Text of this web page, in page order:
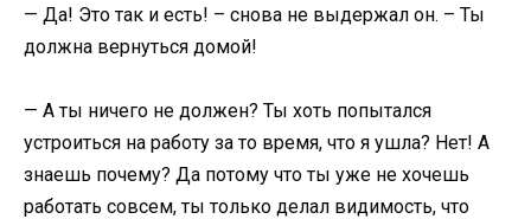
— Да! Это так и есть! – снова не выдержал он. – Ты
должна вернуться домой!
— А ты ничего не должен? Ты хоть попытался
устроиться на работу за то время, что я ушла? Нет! А
знаешь почему? Да потому что ты уже не хочешь
работать совсем, ты только делал видимость, что